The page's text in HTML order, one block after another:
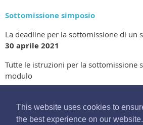
This website uses cookies to
the best experience on our website.
Sottomissione simposio
La deadline per la sottomissione di un
30 aprile 2021
Tutte le istruzioni per la sottomissione
modulo
© 2017 Società Italiana di
Cognitive. All Rights Reserved -